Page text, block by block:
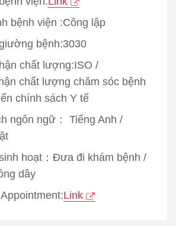
bệnh viện :Công lập
bệnh:3030
chất lượng:ISO /
chất lượng chăm sóc bệnh
chính sách Y tế
ngôn ngữ： Tiếng Anh /
hoạt： Đưa đi khám bệnh /
dây
Link